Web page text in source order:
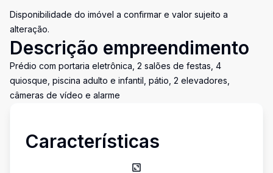
Disponibilidade do imóvel a confirmar e valor sujeito a
alteração.
Descrição empreendimento
Prédio com portaria eletrônica, 2 salões de festas, 4
quiosque, piscina adulto e infantil, pátio, 2 elevadores,
câmeras de vídeo e alarme
Características